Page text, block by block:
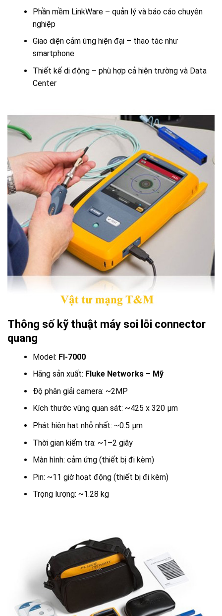
Phần mềm LinkWare – quản lý và báo cáo chuyên
nghiệp
Giao diện cảm ứng hiện đại – thao tác như
smartphone
Thiết kế di động – phù hợp cả hiện trường và Data
Center
Thông số kỹ thuật máy soi lỗi connector
quang
Model: FI-7000
Hãng sản xuất: Fluke Networks – Mỹ
Độ phân giải camera: ~2MP
Kích thước vùng quan sát: ~425 x 320 µm
Phát hiện hạt nhỏ nhất: ~0.5 µm
Thời gian kiểm tra: ~1–2 giây
Màn hình: cảm ứng (thiết bị đi kèm)
Pin: ~11 giờ hoạt động (thiết bị đi kèm)
Trọng lượng: ~1.28 kg